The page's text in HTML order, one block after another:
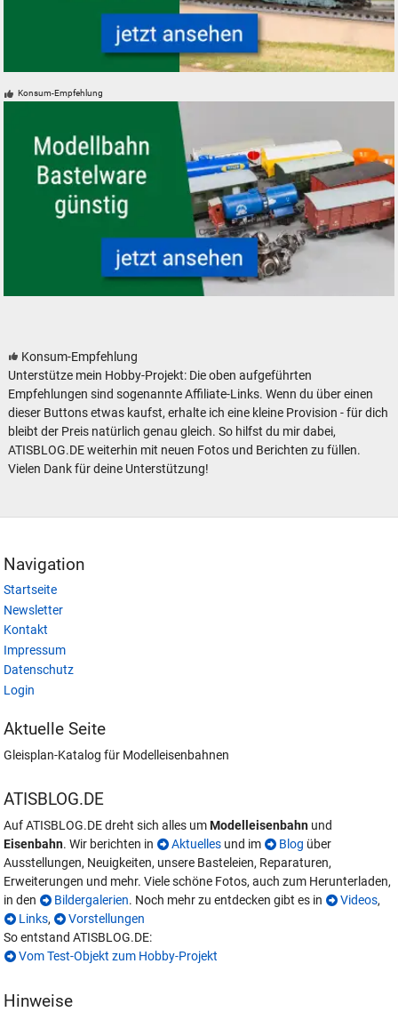
Konsum-Empfehlung
Konsum-Empfehlung
Unterstütze mein Hobby-Projekt: Die oben aufgeführten
Empfehlungen sind sogenannte Affiliate-Links. Wenn du über einen
dieser Buttons etwas kaufst, erhalte ich eine kleine Provision - für dich
bleibt der Preis natürlich genau gleich. So hilfst du mir dabei,
ATISBLOG.DE weiterhin mit neuen Fotos und Berichten zu füllen.
Vielen Dank für deine Unterstützung!
Navigation
Startseite
Newsletter
Kontakt
Impressum
Datenschutz
Login
Aktuelle Seite
Gleisplan-Katalog für Modelleisenbahnen
ATISBLOG.DE
Auf ATISBLOG.DE dreht sich alles umModelleisenbahn und
Eisenbahn. Wir berichten in Aktuelles und im Blog über
Ausstellungen, Neuigkeiten, unsere Basteleien, Reparaturen,
Erweiterungen und mehr. Viele schöne Fotos, auch zum Herunterladen,
in den
Bildergalerien. Noch mehr zu entdecken gibt es in Videos,
Links,
Vorstellungen
So entstand ATISBLOG.DE:
Vom Test-Objekt zum Hobby-Projekt
Hinweise